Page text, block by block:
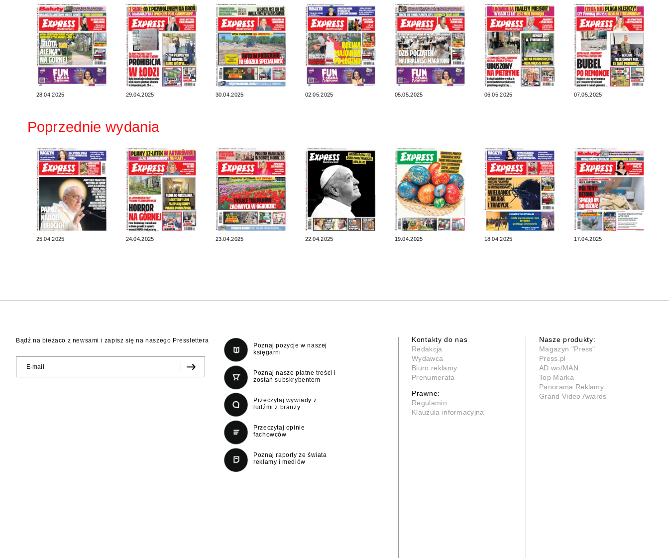
28.04.2025 29.04.2025 30.04.2025 02.05.2025 05.05.2025 06.05.2025 07.05.2025
Poprzednie wydania
25.04.2025 24.04.2025 23.04.2025 22.04.2025 19.04.2025 18.04.2025 17.04.2025
Bądź na bieżaco z newsami i zapisz się na naszego Presslettera
Poznaj pozycje w naszej
księgarni
Poznaj nasze płatne treści i
zostań subskrybentem
Przeczytaj wywiady z
ludźmi z branży
Przeczytaj opinie
fachowców
Poznaj raporty ze świata
reklamy i mediów
Kontakty do nas
Redakcja
Wydawca
Biuro reklamy
Prenumerata
Prawne:
Regulamin
Klauzula informacyjna
Nasze produkty:
Magazyn "Press"
Press.pl
AD wo/MAN
Top Marka
Panorama Reklamy
Grand Video Awards